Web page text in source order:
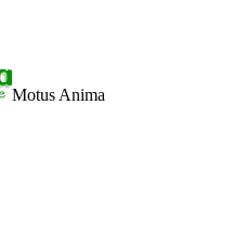
Motus Anima